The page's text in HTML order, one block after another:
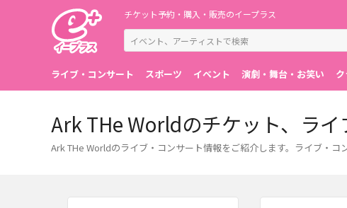
チケット予約・購入・販売のイープラス
ライブ・コンサート スポーツ イベント 演劇・舞台・お笑い
Ark THe Worldのチケット、ラ
Ark THe Worldのライブ・コンサート情報をご紹介します。ライブ・コ